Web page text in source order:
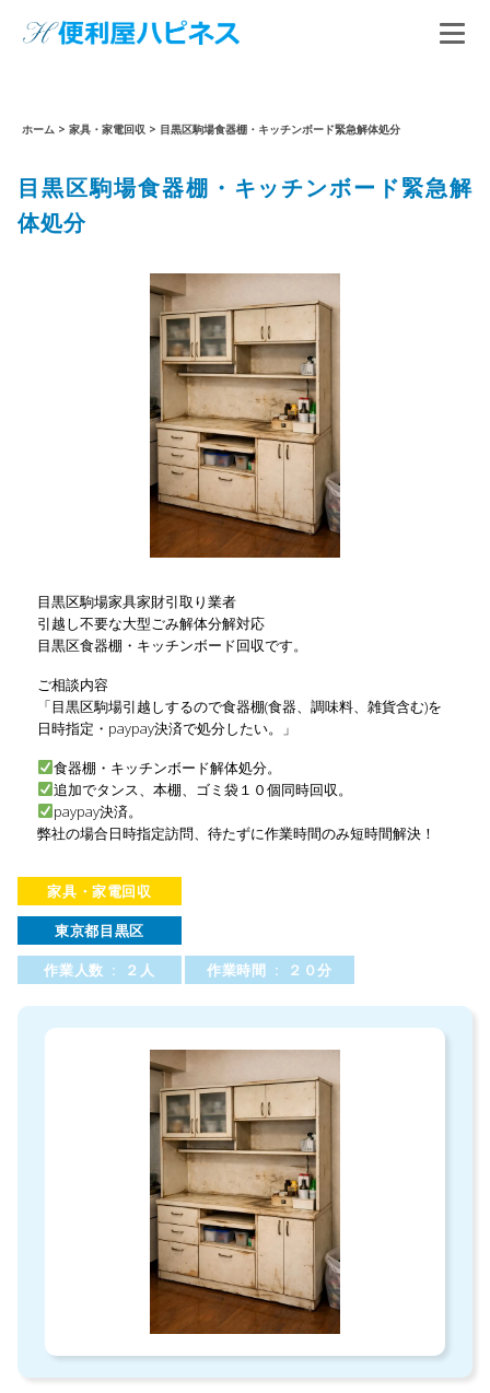
ホーム > 家具・家電回収 > 目黒区駒場食器棚・キッチンボード緊急解体処分
目黒区駒場食器棚・キッチンボード緊急解
体処分
目黒区駒場家具家財引取り業者
引越し不要な大型ごみ解体分解対応
目黒区食器棚・キッチンボード回収です。
ご相談内容
「目黒区駒場引越しするので食器棚(食器、調味料、雑貨含む)を
日時指定・paypay決済で処分したい。」
食器棚・キッチンボード解体処分。
追加でタンス、本棚、ゴミ袋１０個同時回収。
paypay決済。
弊社の場合日時指定訪問、待たずに作業時間のみ短時間解決！
家具・家電回収
東京都目黒区
作業人数 : ２人
作業時間 : ２０分